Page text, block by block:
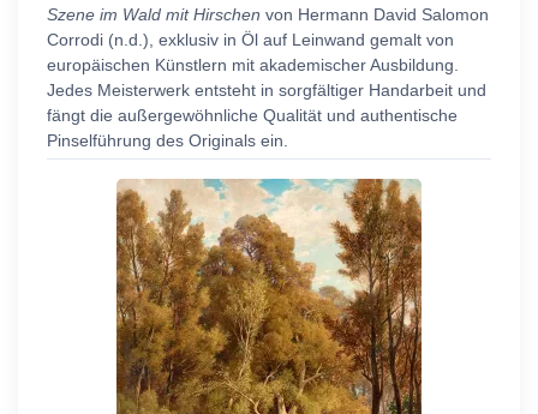
Szene im Wald mit Hirschen von Hermann David Salomon
Corrodi (n.d.), exklusiv in Öl auf Leinwand gemalt von
europäischen Künstlern mit akademischer Ausbildung.
Jedes Meisterwerk entsteht in sorgfältiger Handarbeit und
fängt die außergewöhnliche Qualität und authentische
Pinselführung des Originals ein.